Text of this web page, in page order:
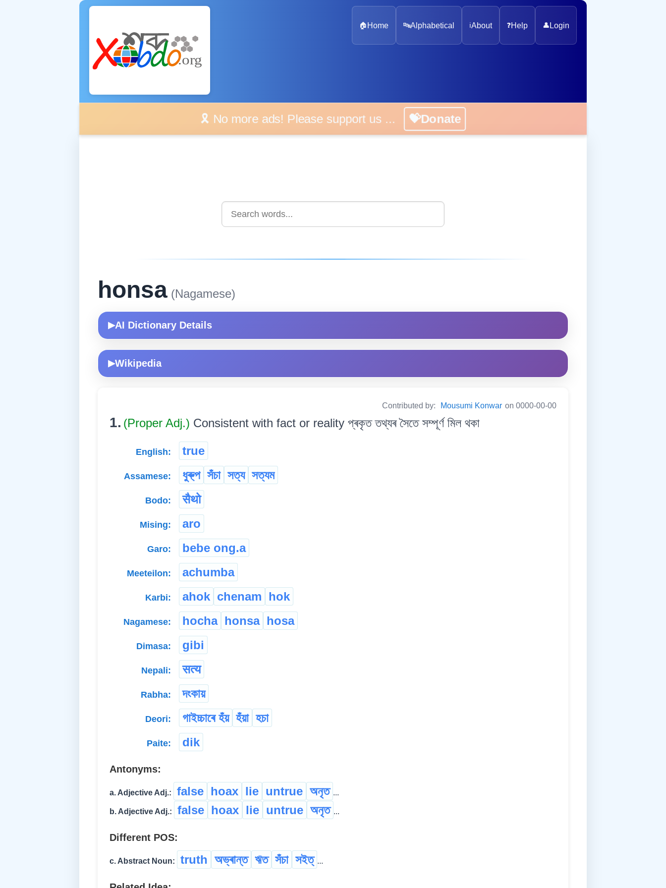
🏠 Home 🔤Alphabetical ℹ️About ❓Help 👤 Login
🎗️ No more ads! Please support us ... 💝Donate
honsa (Nagamese)
▶AI Dictionary Details
▶Wikipedia
Contributed by: Mousumi Konwar on 0000-00-00
1. (Proper Adj.) Consistent with fact or reality প্ৰকৃত তথ্যৰ সৈতে সম্পূৰ্ণ মিল থকা
English: true
Assamese: ধুৰু্প সঁচা সত্য সত্যম
Bodo: सैथो
Mising: aro
Garo: bebe ong.a
Meeteilon: achumba
Karbi: ahok chenam hok
Nagamese: hocha honsa hosa
Dimasa: gibi
Nepali: सत्य
Rabha: দংকায়
Deori: গাইচ্চাৰে হঁয় হঁয়া হচা
Paite: dik
Antonyms:
a. Adjective Adj.: false hoax lie untrue অনৃত ...
b. Adjective Adj.: false hoax lie untrue অনৃত ...
Different POS:
c. Abstract Noun: truth অভ্ৰান্ত ঋত সঁচা সইত্ ...